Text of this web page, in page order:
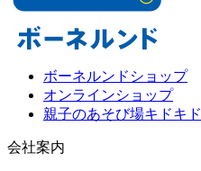
ボーネルンドショップ
オンラインショップ
親子のあそび場キドキド
会社案内